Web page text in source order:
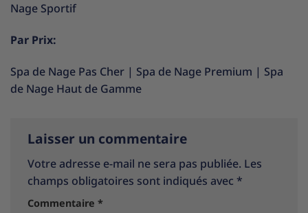
Nage Sportif
Par Prix:
Spa de Nage Pas Cher | Spa de Nage Premium | Spa
de Nage Haut de Gamme
Laisser un commentaire
Votre adresse e-mail ne sera pas publiée. Les
champs obligatoires sont indiqués avec *
Commentaire *